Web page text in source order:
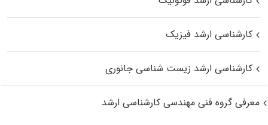
کارشناسی ارشد فیزیک
کارشناسی ارشد زیست‌ شناسی جانوری
معرفی گروه فنی مهندسی کارشناسی ارشد